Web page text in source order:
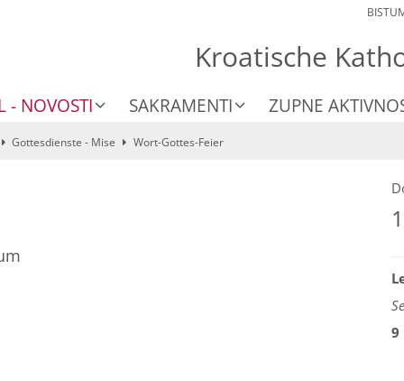
Kroatische
- NOVOSTI SAKRAMENTI ZUPNE
Gottesdienste - Mise Wort-Gottes-Feier
9